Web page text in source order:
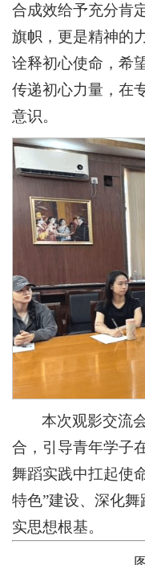
合成效给予充分肯
旗帜，更是精神的
诠释初心使命，希
传递初心力量，在
意识。
本次观影交流
合，引导青年学子
舞蹈实践中扛起使
特色”建设、深化
实思想根基。